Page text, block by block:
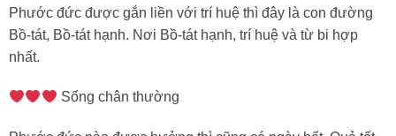
Phước đức được gắn liền với trí huệ thì đây là con đường
Bồ-tát, Bồ-tát hạnh. Nơi Bồ-tát hạnh, trí huệ và từ bi hợp
nhất.
Sống chân thường